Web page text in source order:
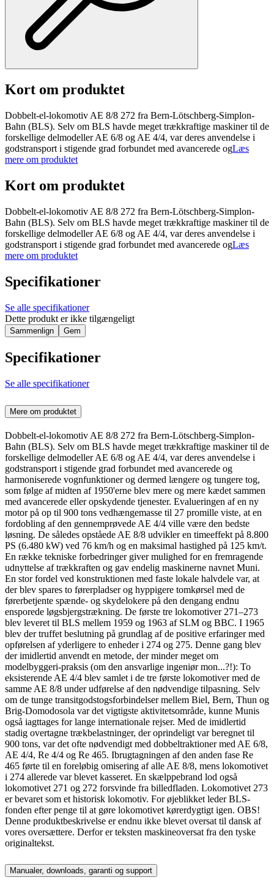
Kort om produktet
Dobbelt-el-lokomotiv AE 8/8 272 fra Bern-Lötschberg-Simplon-
Bahn (BLS). Selv om BLS havde meget trækkraftige maskiner til de
forskellige delmodeller AE 6/8 og AE 4/4, var deres anvendelse i
godstransport i stigende grad forbundet med avancerede ogLæs
mere om produktet
Kort om produktet
Dobbelt-el-lokomotiv AE 8/8 272 fra Bern-Lötschberg-Simplon-
Bahn (BLS). Selv om BLS havde meget trækkraftige maskiner til de
forskellige delmodeller AE 6/8 og AE 4/4, var deres anvendelse i
godstransport i stigende grad forbundet med avancerede ogLæs
mere om produktet
Specifikationer
Se alle specifikationer
Dette produkt er ikke tilgængeligt
Sammenlign Gem
Specifikationer
Se alle specifikationer
Mere om produktet
Dobbelt-el-lokomotiv AE 8/8 272 fra Bern-Lötschberg-Simplon-
Bahn (BLS). Selv om BLS havde meget trækkraftige maskiner til de
forskellige delmodeller AE 6/8 og AE 4/4, var deres anvendelse i
godstransport i stigende grad forbundet med avancerede og
harmoniserede vognfunktioner og dermed længere og tungere tog,
som følge af midten af 1950'erne blev mere og mere kædet sammen
med avancerede eller opskydende tjenester. Evalueringen af en ny
motor på op til 900 tons vedhængemasse til 27 promille viste, at en
fordobling af den gennemprøvede AE 4/4 ville være den bedste
løsning. De således opståede AE 8/8 udvikler en timeeffekt på 8.800
PS (6.480 kW) ved 76 km/h og en maksimal hastighed på 125 km/t.
En række tekniske forbedringer giver mulighed for en fremragende
udnyttelse af trækkraften og gav endelig maskinerne navnet Muni.
En stor fordel ved konstruktionen med faste lokale halvdele var, at
der blev spares to førerpladser og hyppigere tomkørsel med de
førerbetjente spænde- og skydelokere på den dengang endnu
ensporede løgsbjergstrækning. De første tre lokomotiver 271–273
blev leveret til BLS mellem 1959 og 1963 af SLM og BBC. I 1965
blev der truffet beslutning på grundlag af de positive erfaringer med
opførelsen af yderligere to enheder i 274 og 275. Denne gang blev
der imidlertid anvendt en metode, der minder meget om
modelbyggeri-praksis (om den ansvarlige ingeniør mon...?!): To
eksisterende AE 4/4 blev samlet i de tre første lokomotiver med de
samme AE 8/8 under udførelse af den nødvendige tilpasning. Selv
om de tunge transitgodstogsforbindelser mellem Biel, Bern, Thun og
Brig-Domodosola var det vigtigste aktivitetsområde, kunne Munis
også iagttages for lange internationale rejser. Med de imidlertid
stadig overtagne trækbelastninger, der oprindeligt var beregnet til
900 tons, var det ofte nødvendigt med dobbeltraktioner med AE 6/8,
AE 4/4, Re 4/4 og Re 465. Ibrugtagningen af den anden fase Re
465 førte til en foreløbig omisering af alle AE 8/8, mens lokomotivet
i 274 allerede var blevet kasseret. En skælppebrand lod også
lokomotivet 271 og 272 forsvinde fra billedfladen. Lokomotivet 273
er bevaret som et historisk lokomotiv. For øjeblikket leder BLS-
fonden efter penge til at gøre lokomotivet kørerdygtigt igen. OBS!
Denne produktbeskrivelse er endnu ikke blevet oversat til dansk af
vores oversættere. Derfor er teksten maskineoversat fra den tyske
originaltekst.
Manualer, downloads, garanti og support